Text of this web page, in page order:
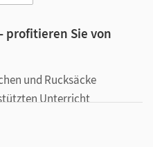
profitieren Sie von
und Rucksäcke
Unterricht